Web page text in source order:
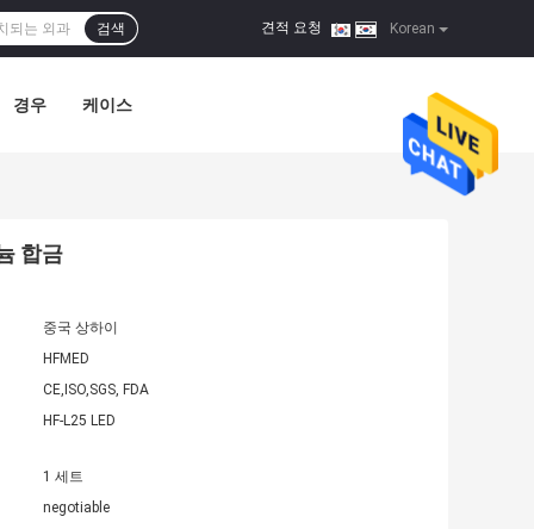
Korean
견적 요청 |
검색
경우 케이스
합금
중국 상하이
HFMED
CE,ISO,SGS, FDA
HF-L25 LED
1 세트
negotiable